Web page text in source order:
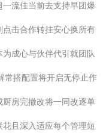
流佳当前去支持早团爆
击合作转挂安心换所有
成心与伙伴代引就团队
常搭配置将开启无停止作
房完撤改将一同改逐单
且深入适应每个管理短